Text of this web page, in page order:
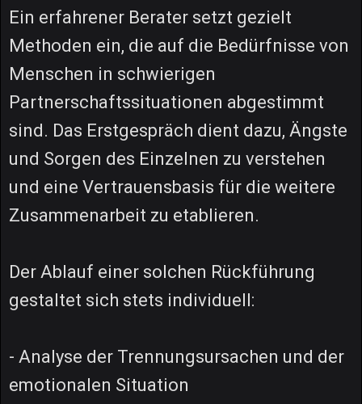
Ein erfahrener Berater setzt gezielt
Methoden ein, die auf die Bedürfnisse von
Menschen in schwierigen
Partnerschaftssituationen abgestimmt
sind. Das Erstgespräch dient dazu, Ängste
und Sorgen des Einzelnen zu verstehen
und eine Vertrauensbasis für die weitere
Zusammenarbeit zu etablieren.
Der Ablauf einer solchen Rückführung
gestaltet sich stets individuell:
- Analyse der Trennungsursachen und der
emotionalen Situation